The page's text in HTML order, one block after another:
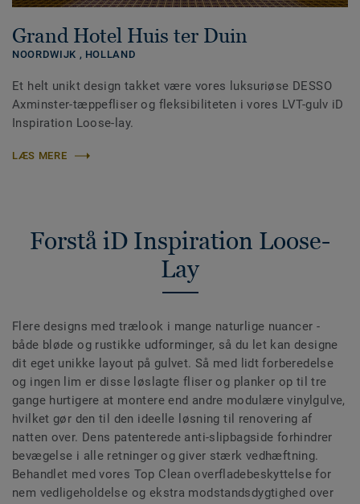
Grand Hotel Huis ter Duin
NOORDWIJK , HOLLAND
Et helt unikt design takket være vores luksuriøse DESSO
Axminster-tæppefliser og fleksibiliteten i vores LVT-gulv iD
Inspiration Loose-lay.
LÆS MERE
Forstå iD Inspiration Loose-
Lay
Flere designs med trælook i mange naturlige nuancer -
både bløde og rustikke udforminger, så du let kan designe
dit eget unikke layout på gulvet. Så med lidt forberedelse
og ingen lim er disse løslagte fliser og planker op til tre
gange hurtigere at montere end andre modulære vinylgulve,
hvilket gør den til den ideelle løsning til renovering af
natten over. Dens patenterede anti-slipbagside forhindrer
bevægelse i alle retninger og giver stærk vedhæftning.
Behandlet med vores Top Clean overfladebeskyttelse for
nem vedligeholdelse og ekstra modstandsdygtighed over